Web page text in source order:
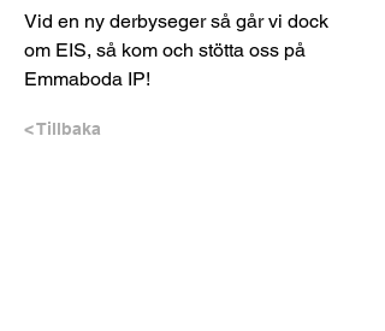
Vid en ny derbyseger så går vi dock
om EIS, så kom och stötta oss på
Emmaboda IP!
< Tillbaka